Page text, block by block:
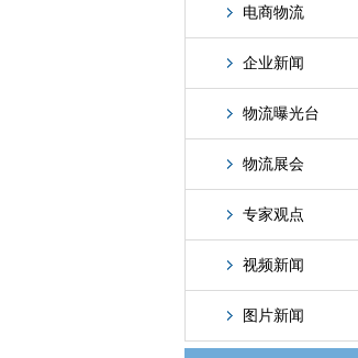
电商物流
企业新闻
物流曝光台
物流展会
专家观点
视频新闻
图片新闻